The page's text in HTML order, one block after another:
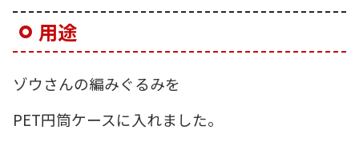
用途
ゾウさんの編みぐるみを
PET円筒ケースに入れました。